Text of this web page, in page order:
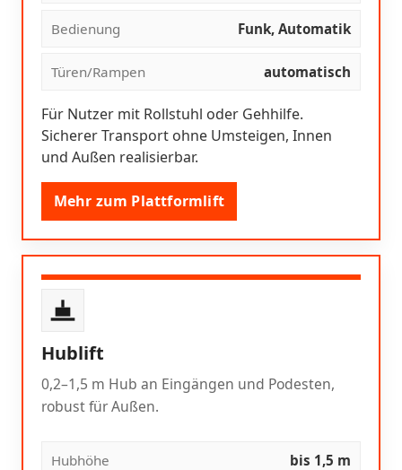
Bedienung Funk, Automatik
Türen/Rampen automatisch
Für Nutzer mit Rollstuhl oder Gehhilfe.
Sicherer Transport ohne Umsteigen, Innen
und Außen realisierbar.
Mehr zum Plattformlift
Hublift
0,2–1,5 m Hub an Eingängen und Podesten,
robust für Außen.
Hubhöhe bis 1,5 m